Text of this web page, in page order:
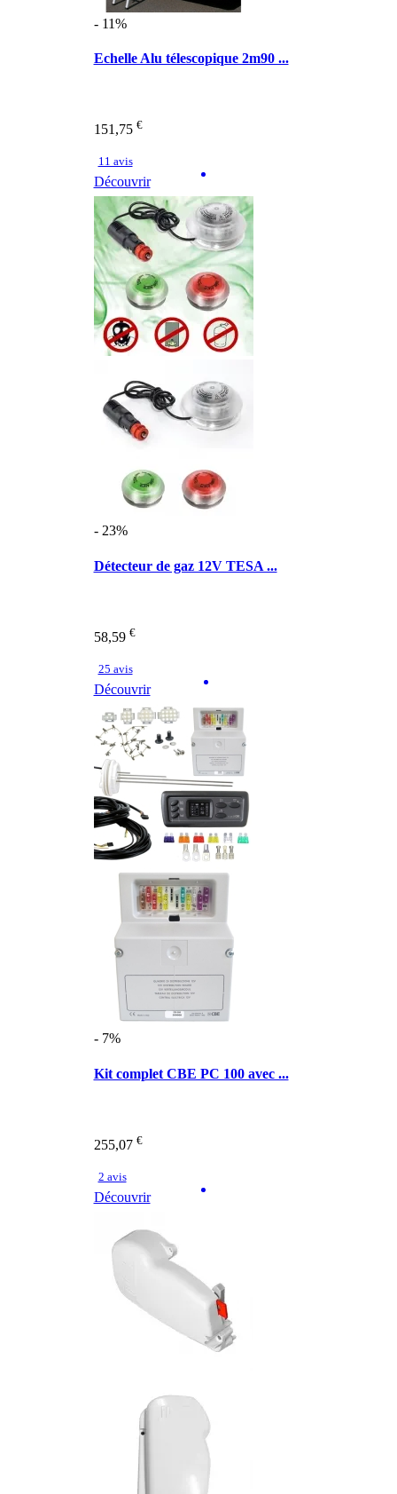
- 11%
Echelle Alu télescopique 2m90 ...
151,75 €
11 avis
Découvrir
- 23%
Détecteur de gaz 12V TESA ...
58,59 €
25 avis
Découvrir
- 7%
Kit complet CBE PC 100 avec ...
255,07 €
2 avis
Découvrir